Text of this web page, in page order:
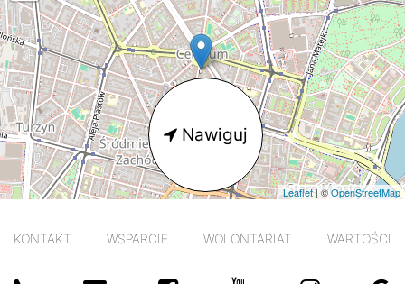
Leaflet| ©OpenStreetMap
Nawiguj
KONTAKT WSPARCIE WOLONTARIAT WARTOŚCI